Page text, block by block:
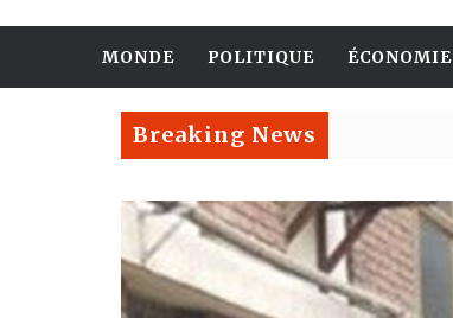
MONDE POLITIQUE ÉCONOMIE
Breaking News